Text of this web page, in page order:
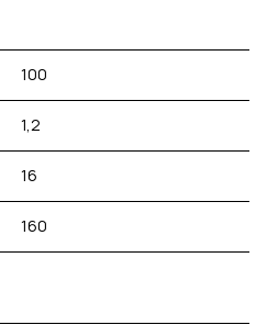
100
1,2
16
160